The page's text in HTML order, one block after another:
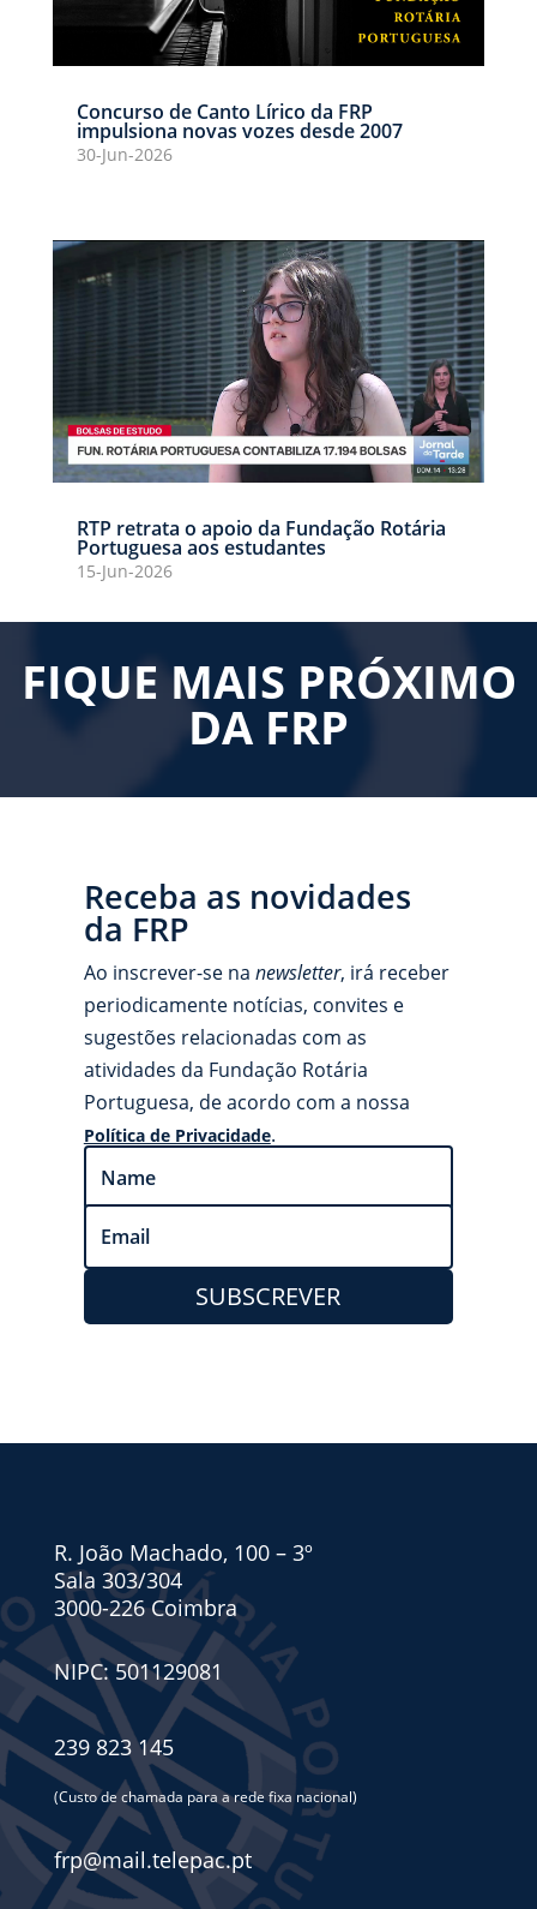
Concurso de Canto Lírico da FRP
impulsiona novas vozes desde 2007
30-Jun-2026
RTP retrata o apoio da Fundação Rotária
Portuguesa aos estudantes
15-Jun-2026
FIQUE MAIS PRÓXIMO
DA FRP
Receba as novidades
da FRP
Ao inscrever-se na newsletter, irá receber
periodicamente notícias, convites e
sugestões relacionadas com as
atividades da Fundação Rotária
Portuguesa, de acordo com a nossa
Política de Privacidade.
SUBSCREVER
R. João Machado, 100 – 3º
Sala 303/304
3000-226 Coimbra
NIPC: 501129081
239 823 145
(Custo de chamada para a rede fixa nacional)
frp@mail.telepac.pt